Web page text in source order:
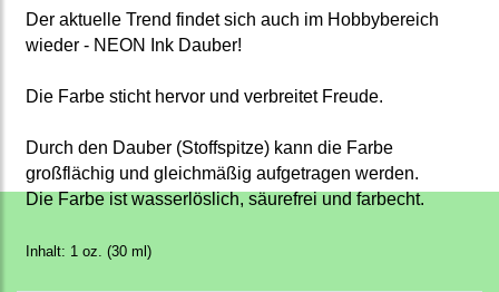
Der aktuelle Trend findet sich auch im Hobbybereich
wieder - NEON Ink Dauber!
Die Farbe sticht hervor und verbreitet Freude.
Durch den Dauber (Stoffspitze) kann die Farbe
großflächig und gleichmäßig aufgetragen werden.
Die Farbe ist wasserlöslich, säurefrei und farbecht.
Inhalt: 1 oz. (30 ml)